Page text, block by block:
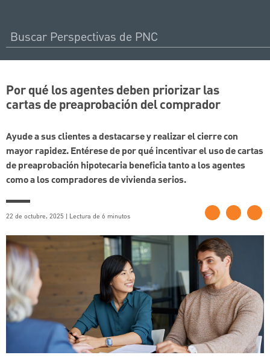
Por qué los agentes deben priorizar las
cartas de preaprobación del comprador
Ayude a sus clientes a destacarse y realizar el cierre con
mayor rapidez. Entérese de por qué incentivar el uso de cartas
de preaprobación hipotecaria beneficia tanto a los agentes
como a los compradores de vivienda serios.
22 de octubre, 2025 | Lectura de 6 minutos